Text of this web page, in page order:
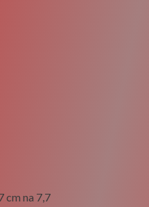
cm na 7,7